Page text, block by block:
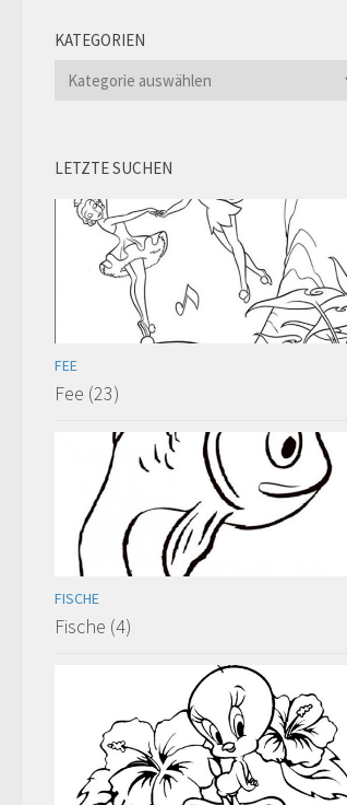
KATEGORIEN
Kategorien
LETZTE SUCHEN
FEE
Fee (23)
FISCHE
Fische (4)